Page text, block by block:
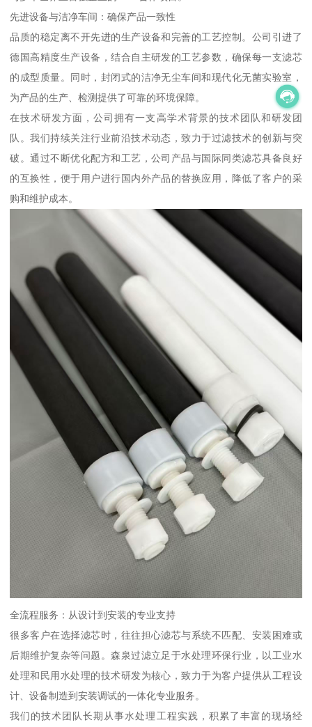
先进设备与洁净车间：确保产品一致性
品质的稳定离不开先进的生产设备和完善的工艺控制。公司引进了
德国高精度生产设备，结合自主研发的工艺参数，确保每一支滤芯
的成型质量。同时，封闭式的洁净无尘车间和现代化无菌实验室，
为产品的生产、检测提供了可靠的环境保障。
在技术研发方面，公司拥有一支高学术背景的技术团队和研发团
队。我们持续关注行业前沿技术动态，致力于过滤技术的创新与突
破。通过不断优化配方和工艺，公司产品与国际同类滤芯具备良好
的互换性，便于用户进行国内外产品的替换应用，降低了客户的采
购和维护成本。
全流程服务：从设计到安装的专业支持
很多客户在选择滤芯时，往往担心滤芯与系统不匹配、安装困难或
后期维护复杂等问题。森泉过滤立足于水处理环保行业，以工业水
处理和民用水处理的技术研发为核心，致力于为客户提供从工程设
计、设备制造到安装调试的一体化专业服务。
我们的技术团队长期从事水处理工程实践，积累了丰富的现场经